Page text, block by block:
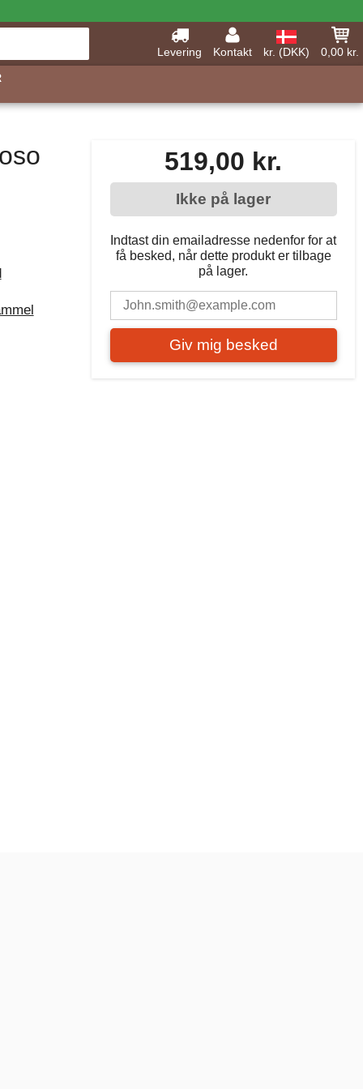
Levering Kontakt kr. (DKK)
0,00 kr.
519,00 kr.
Ikke på lager
Indtast din emailadresse nedenfor for at
få besked, når dette produkt er tilbage
på lager.
Giv mig besked